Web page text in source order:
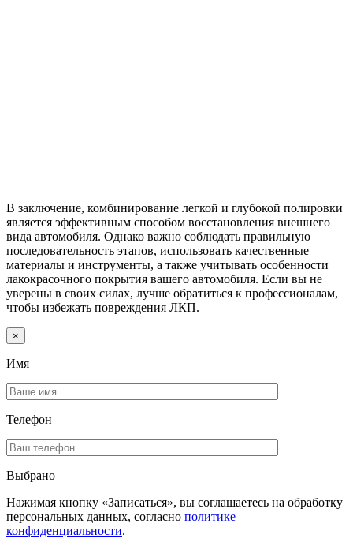
В заключение, комбинирование легкой и глубокой полировки
является эффективным способом восстановления внешнего
вида автомобиля. Однако важно соблюдать правильную
последовательность этапов, использовать качественные
материалы и инструменты, а также учитывать особенности
лакокрасочного покрытия вашего автомобиля. Если вы не
уверены в своих силах, лучше обратиться к профессионалам,
чтобы избежать повреждения ЛКП.
×
Имя
Телефон
Выбрано
Нажимая кнопку «Записаться», вы соглашаетесь на обработку
персональных данных, согласно политике
конфиденциальности.